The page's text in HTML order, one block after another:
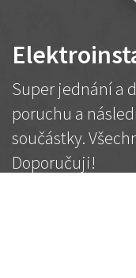
Super jednání a
poruchu a
součástky.
Doporučuji!